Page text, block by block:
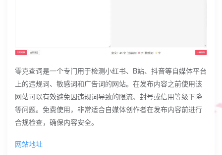
零克查词是一个专门用于检测小红书、B站、抖音等自媒体平台
上的违规词、敏感词和广告词的网站。在发布内容之前使用该
网站可以有效避免因违规词导致的限流、封号或信用等级下降
等问题。免费使用，非常适合自媒体创作者在发布内容前进行
合规检查，确保内容安全。
网站地址